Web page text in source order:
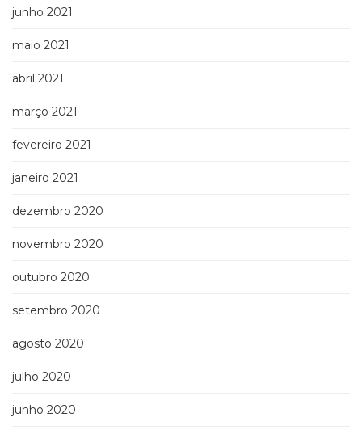
junho 2021
maio 2021
abril 2021
março 2021
fevereiro 2021
janeiro 2021
dezembro 2020
novembro 2020
outubro 2020
setembro 2020
agosto 2020
julho 2020
junho 2020